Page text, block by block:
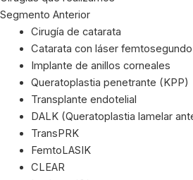
Segmento Anterior
Cirugía de catarata
Catarata con láser femtosegundo
Implante de anillos corneales
Queratoplastia penetrante (KPP)
Transplante endotelial
DALK (Queratoplastia lamelar
TransPRK
FemtoLASIK
CLEAR